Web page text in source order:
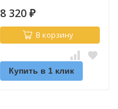
8 320 ₽
В корзину
Купить в 1 клик